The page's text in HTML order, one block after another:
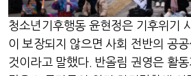
청소년기후행동 윤현정은 기후위기
이 보장되지 않으면 사회 전반의 공
것이라고 말했다. 반올림 권영은 활